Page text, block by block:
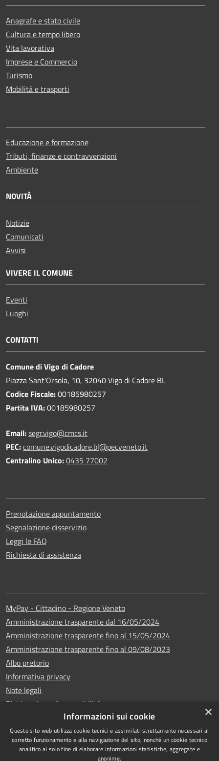
Anagrafe e stato civile
Cultura e tempo libero
Vita lavorativa
Imprese e Commercio
Turismo
Mobilità e trasporti
Educazione e formazione
Tributi, finanze e contravvenzioni
Ambiente
NOVITÀ
Notizie
Comunicati
Avvisi
VIVERE IL COMUNE
Eventi
Luoghi
CONTATTI
Comune di Vigo di Cadore
Piazza Sant'Orsola, 10, 32040 Vigo di Cadore BL
Codice Fiscale:00185980257
Partita IVA:00185980257
Email:segr.vigo@cmcs.it
PEC:comune.vigodicadore.bl@pecveneto.it
Centralino Unico:0435 77002
Prenotazione appuntamento
Segnalazione disservizio
Leggi le FAQ
Richiesta di assistenza
MyPay - Cittadino - Regione Veneto
Amministrazione trasparente dal 16/05/2024
Amministrazione trasparente fino al 15/05/2024
Amministrazione trasparente fino al 09/08/2023
Albo pretorio
Informativa privacy
Note legali
Dichiarazione di accessibilità
RSS
Copyright © 2024
×
Informazioni sui cookie
Questo sito web utilizza cookie tecnici e assimilati strettamente necessari al
corretto funzionamento e alla navigazione del sito, nonché un cookie tecnico
analitico al solo fine di elaborare informazioni statistiche, aggregate e
anonime.